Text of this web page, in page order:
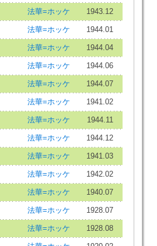
法華=ホッケ 1943.12
法華=ホッケ 1944.01
法華=ホッケ 1944.04
法華=ホッケ 1944.06
法華=ホッケ 1944.07
法華=ホッケ 1941.02
法華=ホッケ 1944.11
法華=ホッケ 1944.12
法華=ホッケ 1941.03
法華=ホッケ 1942.02
法華=ホッケ 1940.07
法華=ホッケ 1928.07
法華=ホッケ 1928.08